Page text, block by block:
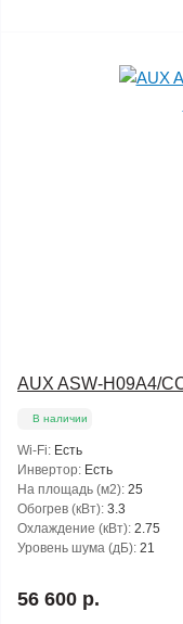
AUX ASW-H09A4/
В наличии
Wi-Fi: Есть
Инвертор: Есть
На площадь (м2): 25
Обогрев (кВт): 3.3
Охлаждение (кВт): 2.75
Уровень шума (дБ): 21
56 600 р.